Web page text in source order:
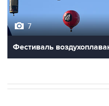
7
Фестиваль